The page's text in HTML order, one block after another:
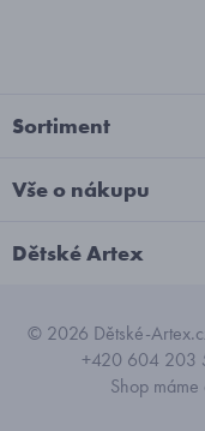
Sortiment
Vše o nákupu
Dětské Artex
© 2026 Dětské-
+420 604 203
Shop máme